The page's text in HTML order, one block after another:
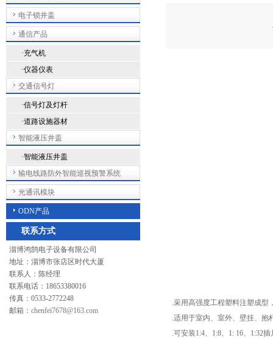
电子锁井盖
通信产品
·充气机
·仪器仪表
交通信号灯
·信号灯及灯杆
·道路设施器材
智能液压井盖
·智能液压井盖
输电线路防外智能巡视预警系统
光通讯模块
ODN产品
联系方式
淄博鸿鹄电子设备有限公司
地址：淄博市张店区时代大厦
联系人：陈经理
联系电话：18653380016
传真：0533-2772248
邮箱： chenfei7678@163.com
.采用高强度工程塑料注塑成型
.适用于室内、室外、壁挂、抱
.可安装1:4、1:8、1: 16、1:32